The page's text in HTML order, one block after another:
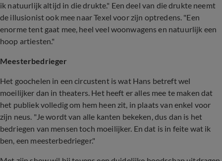
ik natuurlijk altijd in die drukte." Een deel van die drukte neemt
de illusionist ook mee naar Texel voor zijn optredens. "Een
enorme tent gaat mee, heel veel woonwagens en natuurlijk een
hoop artiesten."
Meesterbedrieger
Het goochelen in een circustent is wat Hans betreft wel
moeilijker dan in theaters. Het heeft er alles mee te maken dat
het publiek volledig om hem heen zit, in plaats van enkel voor
zijn neus. "Je wordt van alle kanten bekeken, dus dan is het
bedriegen van mensen toch moeilijker. En dat is in feite wat ik
ben, een meesterbedrieger."